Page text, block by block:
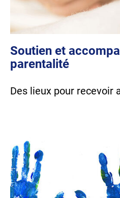
Soutien et
parentalité
Des lieux pour recevoir